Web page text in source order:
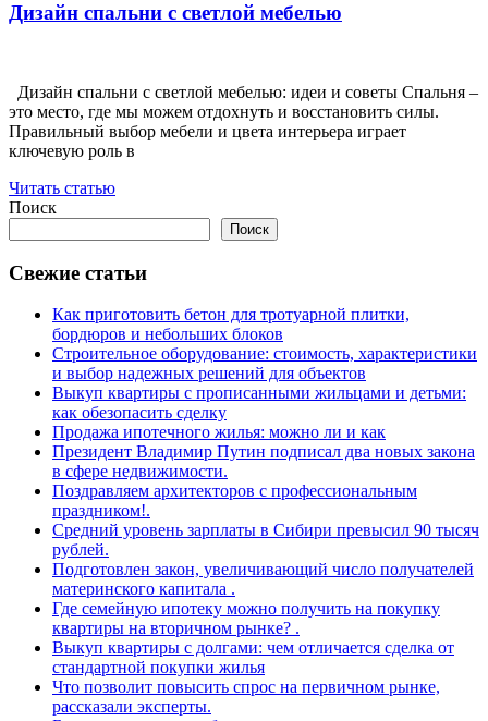
Дизайн спальни с светлой мебелью
Дизайн спальни с светлой мебелью: идеи и советы Спальня –
это место, где мы можем отдохнуть и восстановить силы.
Правильный выбор мебели и цвета интерьера играет
ключевую роль в
Читать статью
Поиск
Поиск
Свежие статьи
Как приготовить бетон для тротуарной плитки,
бордюров и небольших блоков
Строительное оборудование: стоимость, характеристики
и выбор надежных решений для объектов
Выкуп квартиры с прописанными жильцами и детьми:
как обезопасить сделку
Продажа ипотечного жилья: можно ли и как
Президент Владимир Путин подписал два новых закона
в сфере недвижимости.
Поздравляем архитекторов с профессиональным
праздником!.
Средний уровень зарплаты в Сибири превысил 90 тысяч
рублей.
Подготовлен закон, увеличивающий число получателей
материнского капитала .
Где семейную ипотеку можно получить на покупку
квартиры на вторичном рынке? .
Выкуп квартиры с долгами: чем отличается сделка от
стандартной покупки жилья
Что позволит повысить спрос на первичном рынке,
рассказали эксперты.